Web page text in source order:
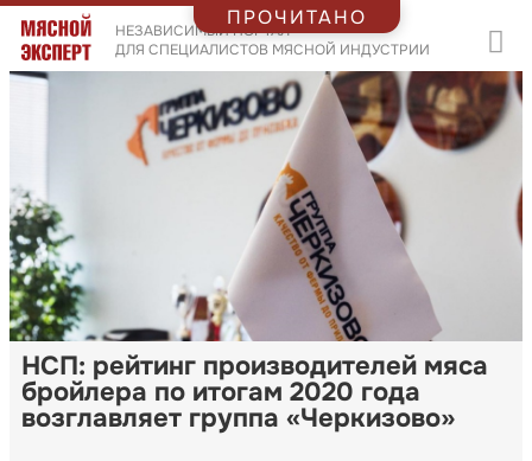
НЕЗАВИСИМЫЙ ПОРТАЛ
ДЛЯ СПЕЦИАЛИСТОВ МЯСНОЙ ИНДУСТРИИ
НСП: рейтинг производителей мяса
бройлера по итогам 2020 года
возглавляет группа «Черкизово»
ПРОЧИТАНО